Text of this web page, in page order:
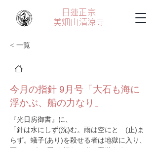
日蓮正宗
美畑山 清涼寺
< 一覧
今月の指針 9月号「大石も海に
浮かぶ、船の力なり」
『光日房御書』に、
「針は水にしず(沈)む。雨は空にとゞ(止)ま
らず。蟻子(あり)を殺せる者は地獄に入り、